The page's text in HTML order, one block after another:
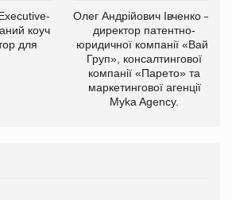
коуч
для
Олег Андрійович Івченко —
директор патентно-
юридичної компанії «Вайз
Груп», консалтингової
компанії «Парето» та
маркетингової агенції
Myka Agency.